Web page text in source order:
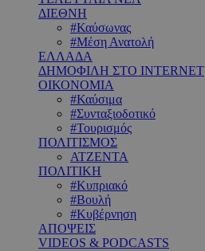
ΔΙΕΘΝΗ
#Καύσωνας
#Μέση Ανατολή
ΕΛΛΑΔΑ
ΔΗΜΟΦΙΛΗ ΣΤΟ INTERNET
ΟΙΚΟΝΟΜΙΑ
#Καύσιμα
#Συνταξιοδοτικό
#Τουρισμός
ΠΟΛΙΤΙΣΜΟΣ
ΑΤΖΕΝΤΑ
ΠΟΛΙΤΙΚΗ
#Κυπριακό
#Βουλή
#Κυβέρνηση
ΑΠΟΨΕΙΣ
VIDEOS & PODCASTS